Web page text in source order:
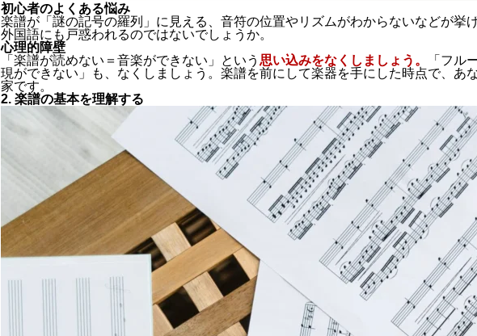
初心者のよくある悩み
楽譜が「謎の記号の羅列」に見える
音符の位置やリズムがわからないなどが挙
外国語にも戸惑われるのではないでしょうか。
心理的障壁
「楽譜が読めない＝音楽ができない」という 思い込みをなくしましょう。
「フル
現ができない」も、なくしましょう。楽譜を前にして楽器を手にした時点で、あ
家です。
2. 楽譜の基本を理解する